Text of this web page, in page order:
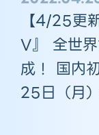
【4/25更
V』 全世
成！ 国内
25日（月